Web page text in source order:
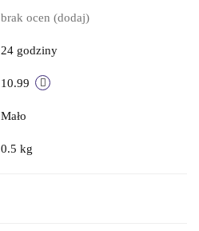
brak ocen (dodaj)
24 godziny
10.99
Mało
0.5 kg